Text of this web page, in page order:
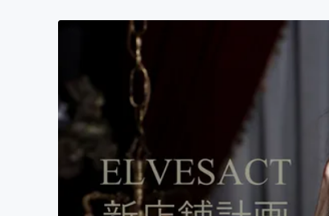
ビジネス・起業